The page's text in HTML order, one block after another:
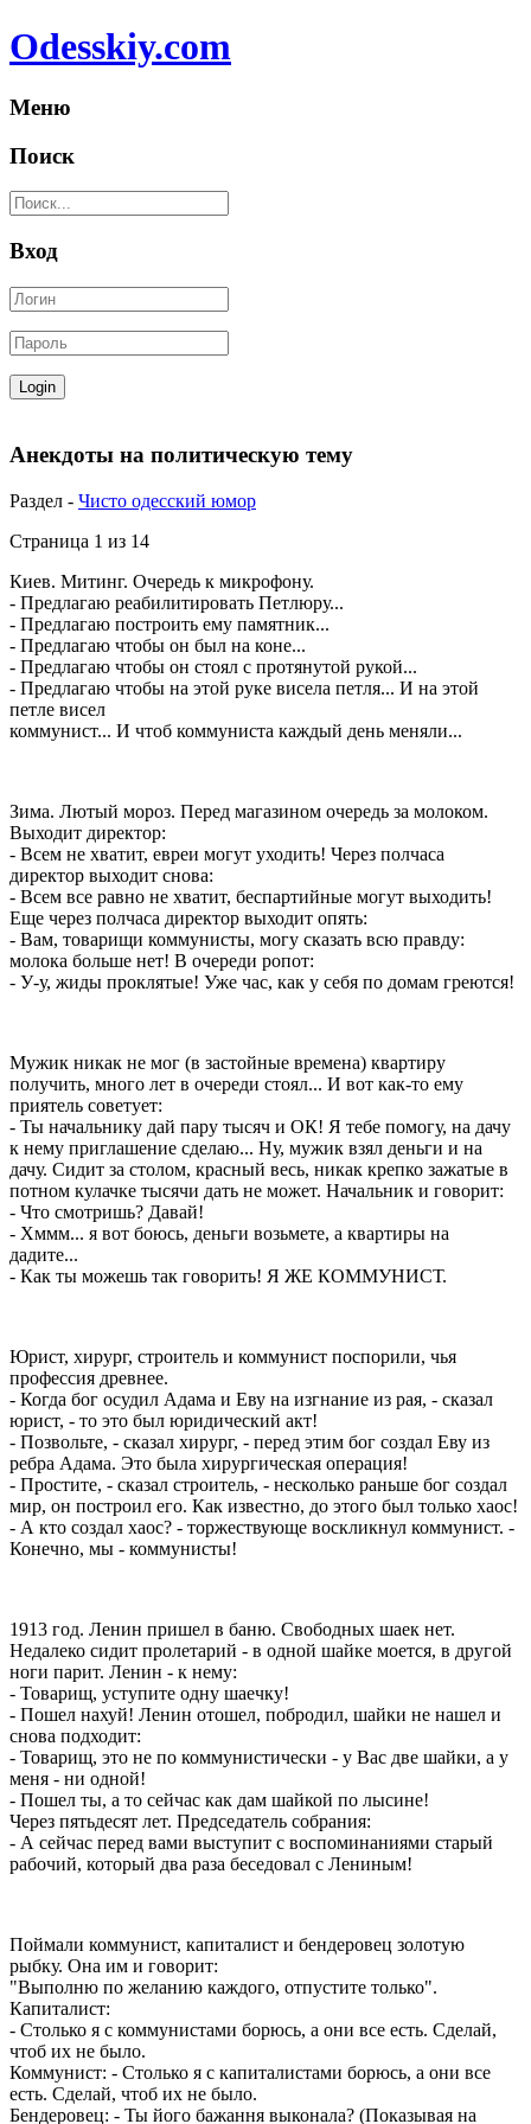
Odesskiy.com
Меню
Поиск
Вход
Анекдоты на политическую тему
Раздел - Чисто одесский юмор
Страница 1 из 14
Киев. Митинг. Очередь к микрофону.
- Предлагаю реабилитировать Петлюру...
- Предлагаю построить ему памятник...
- Предлагаю чтобы он был на коне...
- Предлагаю чтобы он стоял с протянутой рукой...
- Предлагаю чтобы на этой руке висела петля... И на этой
петле висел
коммунист... И чтоб коммуниста каждый день меняли...
Зима. Лютый мороз. Перед магазином очередь за молоком.
Выходит директор:
- Всем не хватит, евреи могут уходить! Через полчаса
директор выходит снова:
- Всем все равно не хватит, беспартийные могут выходить!
Еще через полчаса директор выходит опять:
- Вам, товарищи коммунисты, могу сказать всю правду:
молока больше нет! В очереди ропот:
- У-у, жиды проклятые! Уже час, как у себя по домам греются!
Мужик никак не мог (в застойные времена) квартиру
получить, много лет в очереди стоял... И вот как-то ему
приятель советует:
- Ты начальнику дай пару тысяч и ОК! Я тебе помогу, на дачу
к нему приглашение сделаю... Ну, мужик взял деньги и на
дачу. Сидит за столом, красный весь, никак крепко зажатые в
потном кулачке тысячи дать не может. Начальник и говорит:
- Что смотришь? Давай!
- Хммм... я вот боюсь, деньги возьмете, а квартиры на
дадите...
- Как ты можешь так говорить! Я ЖЕ КОММУНИСТ.
Юрист, хирург, строитель и коммунист поспорили, чья
профессия древнее.
- Когда бог осудил Адама и Еву на изгнание из рая, - сказал
юрист, - то это был юридический акт!
- Позвольте, - сказал хирург, - перед этим бог создал Еву из
ребра Адама. Это была хирургическая операция!
- Простите, - сказал строитель, - несколько раньше бог создал
мир, он построил его. Как известно, до этого был только хаос!
- А кто создал хаос? - торжествующе воскликнул коммунист. -
Конечно, мы - коммунисты!
1913 год. Ленин пришел в баню. Свободных шаек нет.
Недалеко сидит пролетарий - в одной шайке моется, в другой
ноги парит. Ленин - к нему:
- Товарищ, уступите одну шаечку!
- Пошел нахуй! Ленин отошел, побродил, шайки не нашел и
снова подходит:
- Товарищ, это не по коммунистически - у Вас две шайки, а у
меня - ни одной!
- Пошел ты, а то сейчас как дам шайкой по лысине!
Через пятьдесят лет. Председатель собрания:
- А сейчас перед вами выступит с воспоминаниями старый
рабочий, который два раза беседовал с Лениным!
Поймали коммунист, капиталист и бендеровец золотую
рыбку. Она им и говорит:
"Выполню по желанию каждого, отпустите только".
Капиталист:
- Столько я с коммунистами борюсь, а они все есть. Сделай,
чтоб их не было.
Коммунист: - Столько я с капиталистами борюсь, а они все
есть. Сделай, чтоб их не было.
Бендеровец: - Ты його бажання выконала? (Показывая на